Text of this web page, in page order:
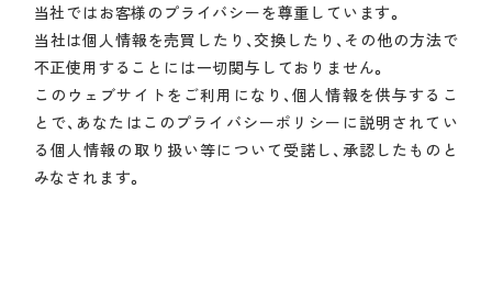
当社ではお客様のプライバシーを尊重しています。
当社は個人情報を売買したり、交換したり、その他の方法で
不正使用することには一切関与しておりません。
このウェブサイトをご利用になり、個人情報を供与するこ
とで、あなたはこのプライバシーポリシーに説明されてい
る個人情報の取り扱い等について受諾し、承認したものと
みなされます。